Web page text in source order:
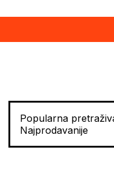
Popularna
Najprodavanije